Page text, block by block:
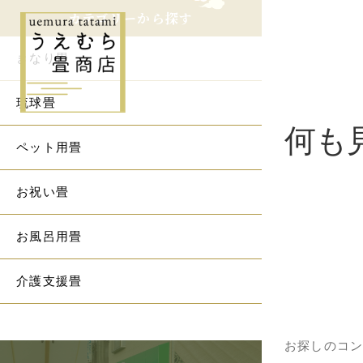
何も
お探しのコ
カテゴリーから探す
きなり畳
琉球畳
ペット用畳
お祝い畳
お風呂用畳
介護支援畳